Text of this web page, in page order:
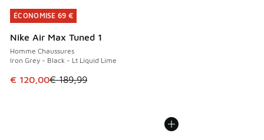
ÉCONOMISE 69 €
Nike Air Max Tuned 1
Homme Chaussures
Iron Grey - Black - Lt Liquid Lime
Cet article est en promotion. Prix en baisse de € 189,99 à
€ 120,00€ 189,99
ÉCONOMISE 69 €